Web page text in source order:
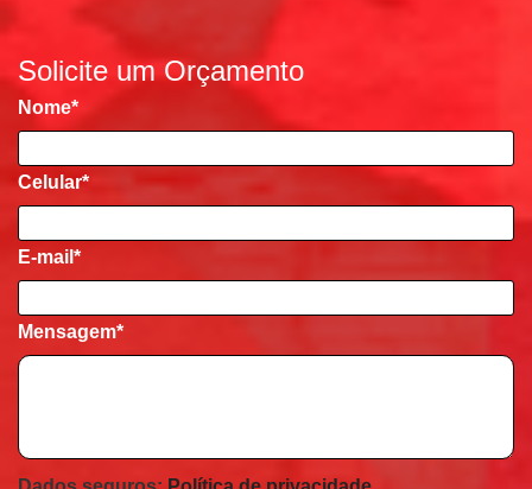
Solicite um Orçamento
Nome*
Celular*
E-mail *
Mensagem*